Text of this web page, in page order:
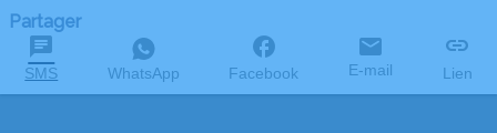
Partager
SMS WhatsApp Facebook E-mail Lien